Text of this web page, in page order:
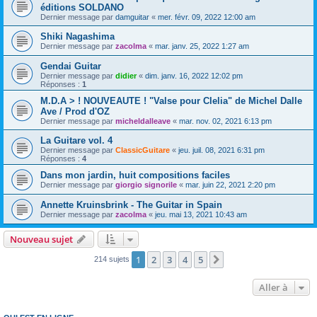
éditions SOLDANO
Dernier message par damguitar « mer. févr. 09, 2022 12:00 am
Shiki Nagashima
Dernier message par zacolma « mar. janv. 25, 2022 1:27 am
Gendai Guitar
Dernier message par didier« dim. janv. 16, 2022 12:02 pm
Réponses : 1
M.D.A > ! NOUVEAUTE ! "Valse pour Clelia" de Michel Dalle
Ave / Prod d'OZ
Dernier message par micheldalleave « mar. nov. 02, 2021 6:13 pm
La Guitare vol. 4
Dernier message par ClassicGuitare « jeu. juil. 08, 2021 6:31 pm
Réponses : 4
Dans mon jardin, huit compositions faciles
Dernier message par giorgio signorile « mar. juin 22, 2021 2:20 pm
Annette Kruinsbrink - The Guitar in Spain
Dernier message par zacolma « jeu. mai 13, 2021 10:43 am
Nouveau sujet
214 sujets 1 2 3 4 5
Aller à